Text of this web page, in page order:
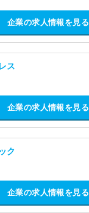
企業の求人情報を見る
ス
企業の求人情報を見る
ク
企業の求人情報を見る